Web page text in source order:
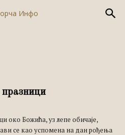
око Божића, уз лепе обичаје,
се као успомена на дан рођења